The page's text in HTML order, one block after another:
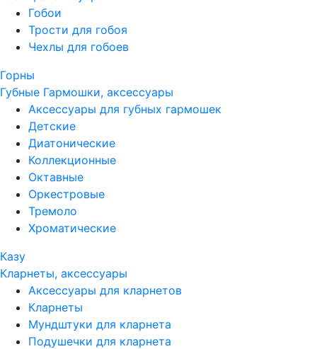
Гобои
Трости для гобоя
Чехлы для гобоев
Горны
Губные Гармошки, аксессуары
Аксессуары для губных гармошек
Детские
Диатонические
Коллекционные
Октавные
Оркестровые
Тремоло
Хроматические
Казу
Кларнеты, аксессуары
Аксессуары для кларнетов
Кларнеты
Мундштуки для кларнета
Подушечки для кларнета